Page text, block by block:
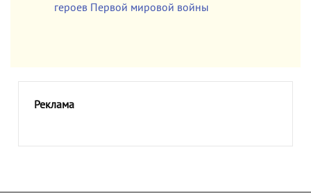
героев Первой мировой войны
Реклама